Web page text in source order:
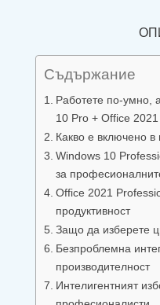
Съдържание
Работете по-умно,
10 Pro + Office
Какво е включено в
Windows 10
за
Office 2021
продуктивност
Защо да изберете
Безпроблемна
производителност
Интелигентният